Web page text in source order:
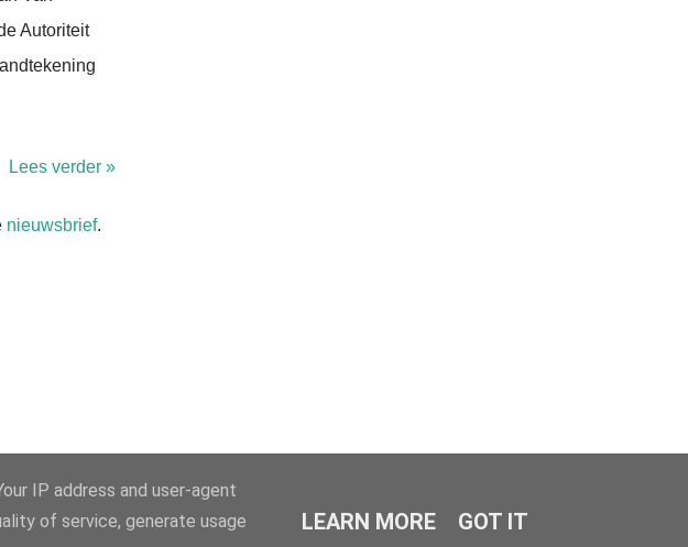
Autoriteit
Lees verder »
nieuwsbrief.
IP address and user-agent
of service, generate usage
LEARN MORE GOT IT